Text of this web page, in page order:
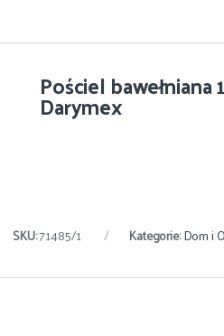
Pościel
Darymex
SKU:71485/1 Kategorie:Dom i